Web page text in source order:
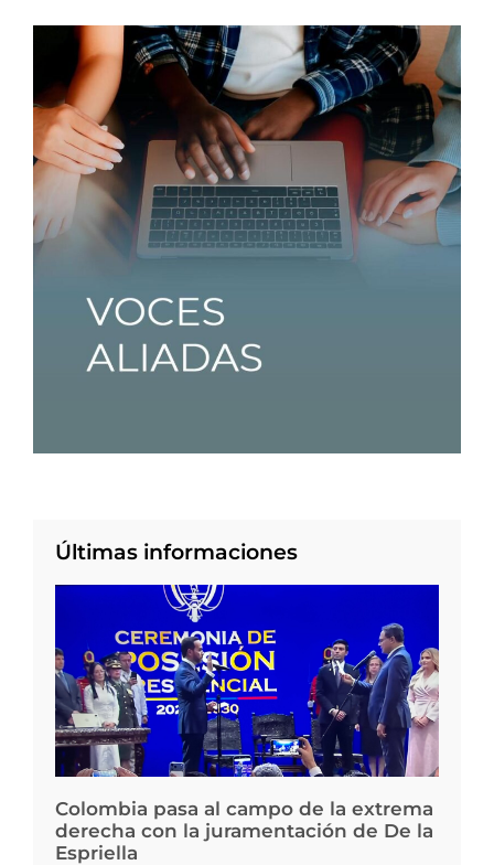
Últimas informaciones
Colombia pasa al campo de la extrema
derecha con la juramentación de De la
Espriella